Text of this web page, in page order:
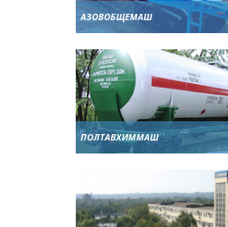
АЗОВОБЩЕМАШ
ПОЛТАВХИММАШ